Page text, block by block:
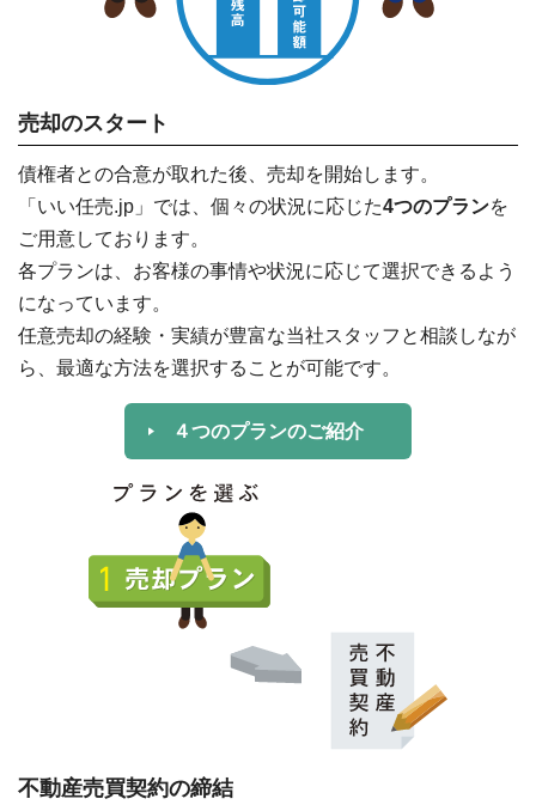
売却のスタート
債権者との合意が取れた後、売却を開始します。
「いい任売.jp」では、個々の状況に応じた4つのプランを
ご用意しております。
各プランは、お客様の事情や状況に応じて選択できるよう
になっています。
任意売却の経験・実績が豊富な当社スタッフと相談しなが
ら、最適な方法を選択することが可能です。
４つのプランのご紹介
不動産売買契約の締結